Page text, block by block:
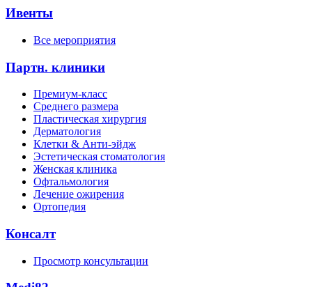
Ивенты
Все мероприятия
Партн. клиники
Премиум-класс
Среднего размера
Пластическая хирургия
Дерматология
Клетки & Анти-эйдж
Эстетическая стоматология
Женская клиника
Офтальмология
Лечение ожирения
Ортопедия
Консалт
Просмотр консультации